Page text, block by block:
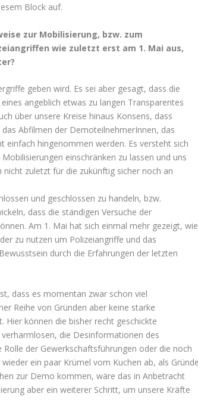
Block auf.
zur Mobilisierung, bzw. zum
wie zuletzt erst am 1. Mai aus,
geben wird. Es sei aber gesagt, dass die
angeblich etwas zu langen Transparentes
über unsere Kreise hinaus Konsens, dass
Abfilmen der DemoteilnehmerInnen, das
einfach hingenommen werden. Es versteht sich
einschränken zu lassen und uns
zuletzt für die zukünftig sicher noch an
und geschlossen zu handeln, bzw.
dass die ständigen Versuche der
Am 1. Mai hat sich einmal mehr gezeigt, wie
zu nutzen um Polizeiangriffe und das
durch die Erfahrungen der letzten
dass es momentan zwar schon viel
Reihe von Gründen aber keine starke
Hier können die bisher recht geschickte
die Desinformationen des
der Gewerkschaftsführungen oder die noch
ein paar Krümel vom Kuchen ab, als
zur Demo kommen, wäre das in Anbetracht
aber ein weiterer Schritt, um unsere Kräfte